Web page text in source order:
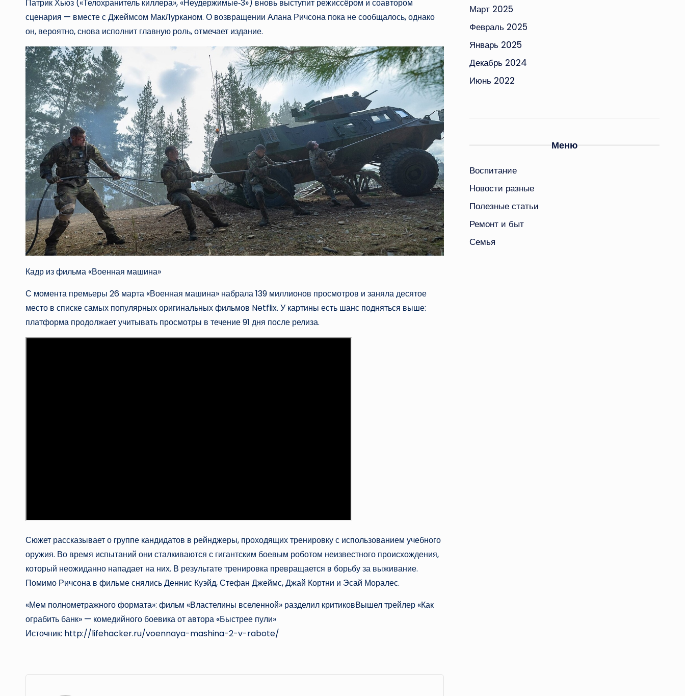
Патрик Хьюз («Телохранитель киллера», «Неудержимые‑3») вновь выступит режиссёром и соавтором
сценария — вместе с Джеймсом МакЛурканом. О возвращении Алана Ричсона пока не сообщалось, однако
он, вероятно, снова исполнит главную роль, отмечает издание.
Кадр из фильма «Военная машина»
С момента премьеры 26 марта «Военная машина» набрала 139 миллионов просмотров и заняла десятое
место в списке самых популярных оригинальных фильмов Netflix. У картины есть шанс подняться выше:
платформа продолжает учитывать просмотры в течение 91 дня после релиза.
Сюжет рассказывает о группе кандидатов в рейнджеры, проходящих тренировку с использованием учебного
оружия. Во время испытаний они сталкиваются с гигантским боевым роботом неизвестного происхождения,
который неожиданно нападает на них. В результате тренировка превращается в борьбу за выживание.
Помимо Ричсона в фильме снялись Деннис Куэйд, Стефан Джеймс, Джай Кортни и Эсай Моралес.
«Мем полнометражного формата»: фильм «Властелины вселенной» разделил критиковВышел трейлер «Как
ограбить банк» — комедийного боевика от автора «Быстрее пули»
Источник: http://lifehacker.ru/voennaya-mashina-2-v-rabote/
Март 2025
Февраль 2025
Январь 2025
Декабрь 2024
Июнь 2022
Меню
Воспитание
Новости разные
Полезные статьи
Ремонт и быт
Семья